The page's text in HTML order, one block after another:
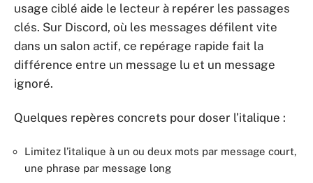
usage ciblé aide le lecteur à repérer les passages
clés. Sur Discord, où les messages défilent vite
dans un salon actif, ce repérage rapide fait la
différence entre un message lu et un message
ignoré.
Quelques repères concrets pour doser l’italique :
Limitez l’italique à un ou deux mots par message court,
une phrase par message long